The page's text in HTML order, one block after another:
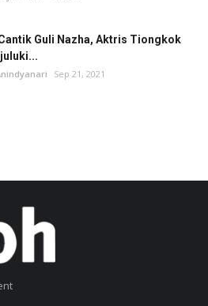
Guli Nazha, Aktris Tiongkok
Sep 21, 2021